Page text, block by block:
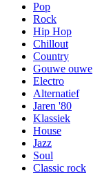
Pop
Rock
Hip Hop
Chillout
Country
Gouwe ouwe
Electro
Alternatief
Jaren '80
Klassiek
House
Jazz
Soul
Classic rock